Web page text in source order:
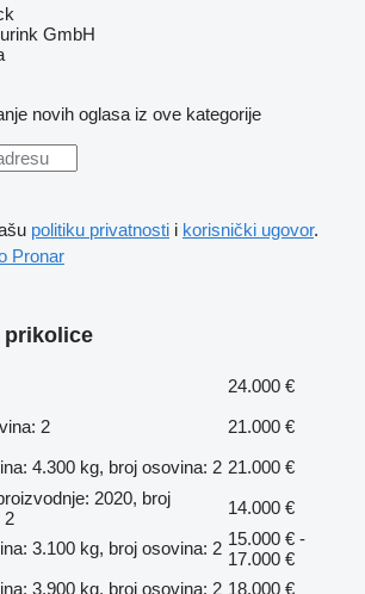
GmbH
novih oglasa iz ove kategorije
politiku privatnosti i korisnički ugovor.
Pronar
prikolice
24.000 €
2
21.000 €
4.300 kg, broj osovina: 2 21.000 €
2020, broj
2
14.000 €
3.100 kg, broj osovina: 2 15.000 € -
17.000 €
3.900 kg, broj osovina: 2 18.000 €